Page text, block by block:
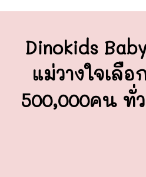
Dinokids
แม่วางใจเลือ
500,000คน ทั่